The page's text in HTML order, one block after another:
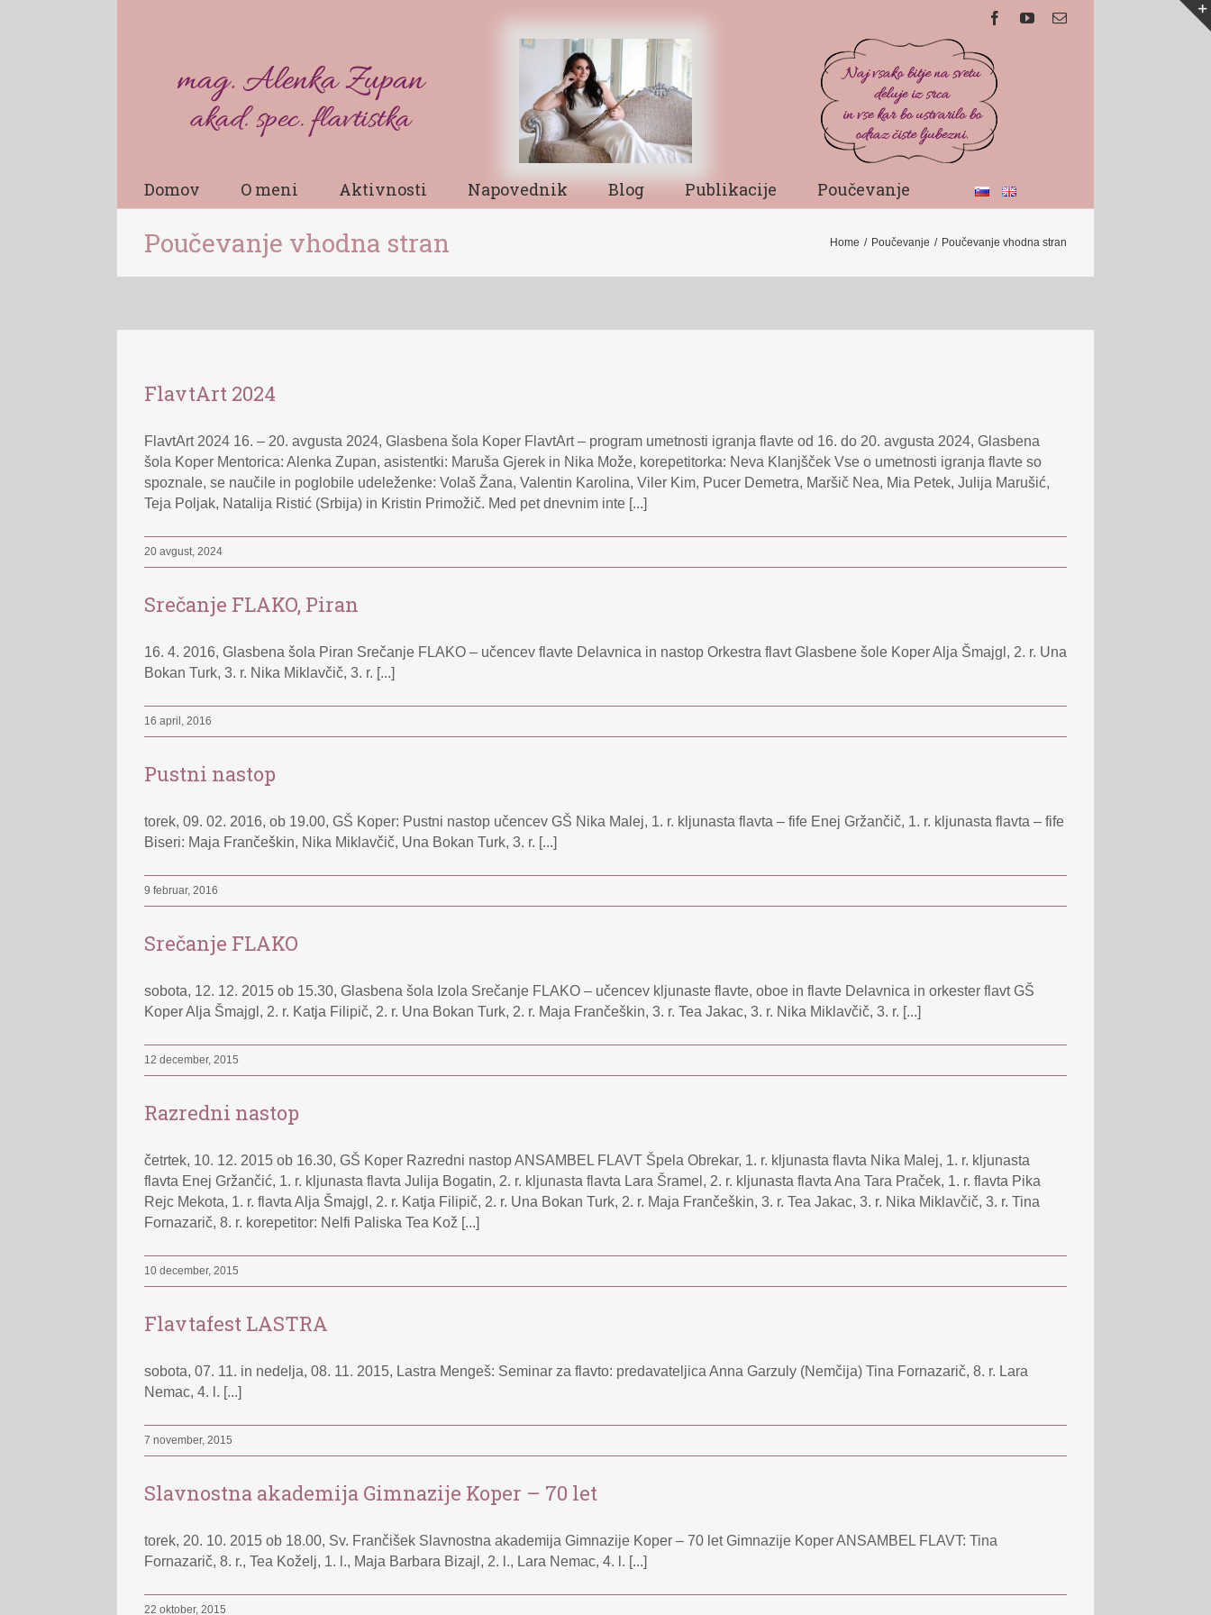
Domov O meni Aktivnosti Napovednik Blog Publikacije Poučevanje
Poučevanje vhodna stran Home / Poučevanje / Poučevanje vhodna stran
FlavtArt 2024
FlavtArt 2024 16. – 20. avgusta 2024, Glasbena šola Koper FlavtArt – program umetnosti igranja flavte od 16. do 20. avgusta 2024, Glasbena
šola Koper Mentorica: Alenka Zupan, asistentki: Maruša Gjerek in Nika Može, korepetitorka: Neva Klanjšček Vse o umetnosti igranja flavte so
spoznale, se naučile in poglobile udeleženke: Volaš Žana, Valentin Karolina, Viler Kim, Pucer Demetra, Maršič Nea, Mia Petek, Julija Marušić,
Teja Poljak, Natalija Ristić (Srbija) in Kristin Primožič. Med pet dnevnim inte [...]
20 avgust, 2024
Srečanje FLAKO, Piran
16. 4. 2016, Glasbena šola Piran Srečanje FLAKO – učencev flavte Delavnica in nastop Orkestra flavt Glasbene šole Koper Alja Šmajgl, 2. r. Una
Bokan Turk, 3. r. Nika Miklavčič, 3. r. [...]
16 april, 2016
Pustni nastop
torek, 09. 02. 2016, ob 19.00, GŠ Koper: Pustni nastop učencev GŠ Nika Malej, 1. r. kljunasta flavta – fife Enej Gržančič, 1. r. kljunasta flavta – fife
Biseri: Maja Frančeškin, Nika Miklavčič, Una Bokan Turk, 3. r. [...]
9 februar, 2016
Srečanje FLAKO
sobota, 12. 12. 2015 ob 15.30, Glasbena šola Izola Srečanje FLAKO – učencev kljunaste flavte, oboe in flavte Delavnica in orkester flavt GŠ
Koper Alja Šmajgl, 2. r. Katja Filipič, 2. r. Una Bokan Turk, 2. r. Maja Frančeškin, 3. r. Tea Jakac, 3. r. Nika Miklavčič, 3. r. [...]
12 december, 2015
Razredni nastop
četrtek, 10. 12. 2015 ob 16.30, GŠ Koper Razredni nastop ANSAMBEL FLAVT Špela Obrekar, 1. r. kljunasta flavta Nika Malej, 1. r. kljunasta
flavta Enej Gržančić, 1. r. kljunasta flavta Julija Bogatin, 2. r. kljunasta flavta Lara Šramel, 2. r. kljunasta flavta Ana Tara Praček, 1. r. flavta Pika
Rejc Mekota, 1. r. flavta Alja Šmajgl, 2. r. Katja Filipič, 2. r. Una Bokan Turk, 2. r. Maja Frančeškin, 3. r. Tea Jakac, 3. r. Nika Miklavčič, 3. r. Tina
Fornazarič, 8. r. korepetitor: Nelfi Paliska Tea Kož [...]
10 december, 2015
Flavtafest LASTRA
sobota, 07. 11. in nedelja, 08. 11. 2015, Lastra Mengeš: Seminar za flavto: predavateljica Anna Garzuly (Nemčija) Tina Fornazarič, 8. r. Lara
Nemac, 4. l. [...]
7 november, 2015
Slavnostna akademija Gimnazije Koper – 70 let
torek, 20. 10. 2015 ob 18.00, Sv. Frančišek Slavnostna akademija Gimnazije Koper – 70 let Gimnazije Koper ANSAMBEL FLAVT: Tina
Fornazarič, 8. r., Tea Koželj, 1. l., Maja Barbara Bizajl, 2. l., Lara Nemac, 4. l. [...]
22 oktober, 2015